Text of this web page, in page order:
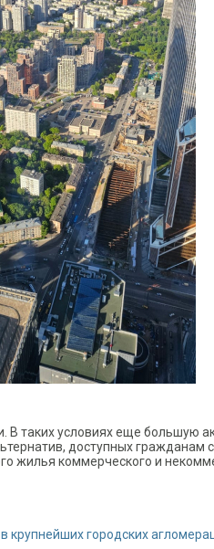
В таких условиях еще большую
доступных гражданам
жилья коммерческого и
крупнейших городских